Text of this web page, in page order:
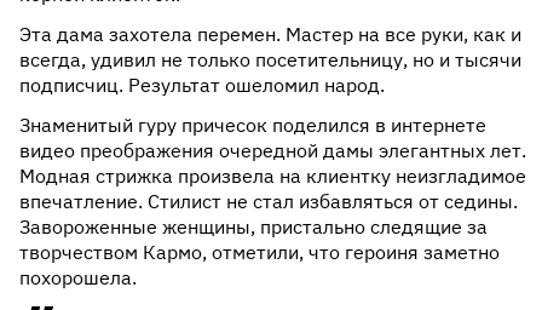
Эта дама захотела перемен. Мастер на все руки, как и
всегда, удивил не только посетительницу, но и тысячи
подписчиц. Результат ошеломил народ.
Знаменитый гуру причесок поделился в интернете
видео преображения очередной дамы элегантных лет.
Модная стрижка произвела на клиентку неизгладимое
впечатление. Стилист не стал избавляться от седины.
Завороженные женщины, пристально следящие за
творчеством Кармо, отметили, что героиня заметно
похорошела.